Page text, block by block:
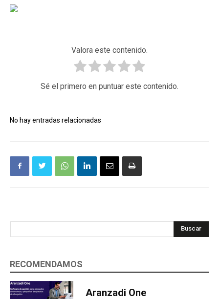
Valora este contenido.
Sé el primero en puntuar este contenido.
No hay entradas relacionadas
Buscar
RECOMENDAMOS
Aranzadi One